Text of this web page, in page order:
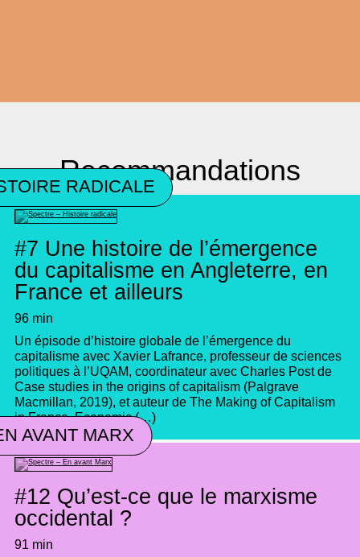
Recommandations
RADICALE
#7 Une histoire de l’émergence
du capitalisme en Angleterre, en
France et ailleurs
96 min
Un épisode d’histoire globale de l’émergence du
capitalisme avec Xavier Lafrance, professeur de sciences
politiques à l’UQAM, coordinateur avec Charles Post de
Case studies in the origins of capitalism (Palgrave
Macmillan, 2019), et auteur de The Making of Capitalism
in France. Economic (…)
AVANT MARX
#12 Qu’est-ce que le marxisme
occidental ?
91 min